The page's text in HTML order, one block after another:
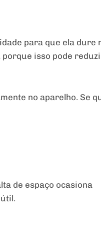
para que ela dure
isso pode
no aparelho. Se
de espaço ocasiona